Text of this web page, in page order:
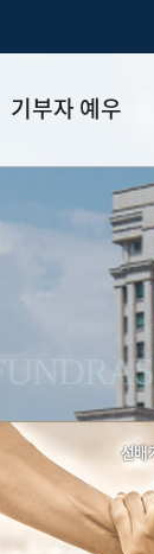
기부자 예우
세제 혜택
선배